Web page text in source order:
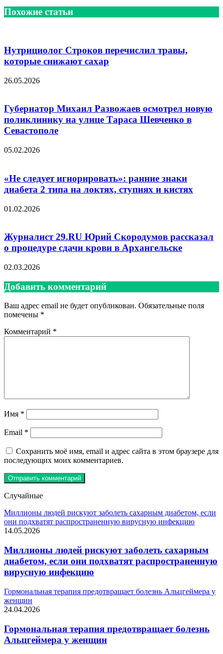
Похожие статьи
Нутрициолог Строков перечислил травы,
которые снижают сахар
26.05.2026
Губернатор Михаил Развожаев осмотрел новую
поликлинику на улице Тараса Шевченко в
Севастополе
05.02.2026
«Не следует игнорировать»: ранние знаки
диабета 2 типа на локтях, ступнях и кистях
01.02.2026
Журналист 29.RU Юрий Скородумов рассказал
о процедуре сдачи крови в Архангельске
02.03.2026
Добавить комментарий
Ваш адрес email не будет опубликован. Обязательные поля
помечены *
Комментарий *
Имя *
Email *
Сохранить моё имя, email и адрес сайта в этом браузере для
последующих моих комментариев.
Случайные
Миллионы людей рискуют заболеть сахарным диабетом, если
они подхватят распространенную вирусную инфекцию
14.05.2026
Миллионы людей рискуют заболеть сахарным
диабетом, если они подхватят распространенную
вирусную инфекцию
Гормональная терапия предотвращает болезнь Альцгеймера у
женщин
24.04.2026
Гормональная терапия предотвращает болезнь
Альцгеймера у женщин